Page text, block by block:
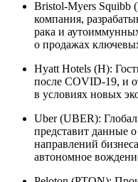
Bristol-Myers Squibb
компания,
рака и
о продажах
Hyatt Hotels (H):
после COVID-19, и
в условиях новых
Uber (UBER):
представит данные
направлений
автономное